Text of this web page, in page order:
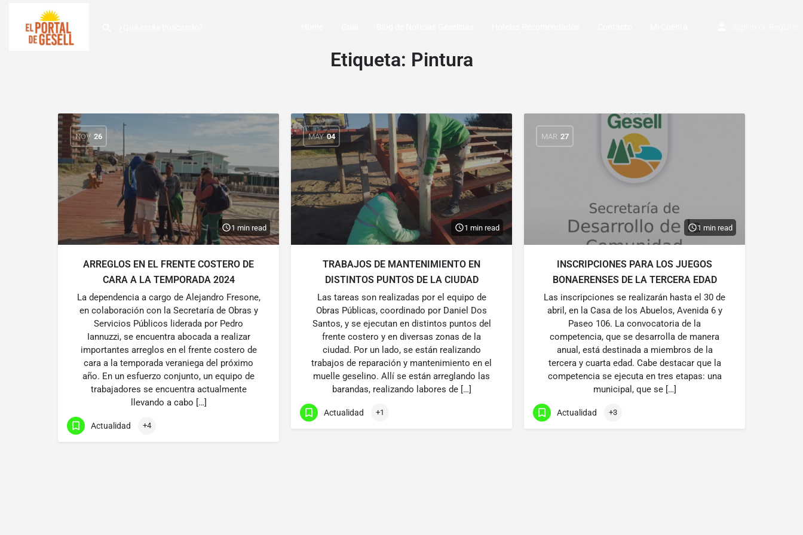
Etiqueta: Pintura
NOV 26
1 min read
ARREGLOS EN EL FRENTE COSTERO DE
CARA A LA TEMPORADA 2024
La dependencia a cargo de Alejandro Fresone,
en colaboración con la Secretaría de Obras y
Servicios Públicos liderada por Pedro
Iannuzzi, se encuentra abocada a realizar
importantes arreglos en el frente costero de
cara a la temporada veraniega del próximo
año. En un esfuerzo conjunto, un equipo de
trabajadores se encuentra actualmente
llevando a cabo […]
Actualidad +4
MAY 04
1 min read
TRABAJOS DE MANTENIMIENTO EN
DISTINTOS PUNTOS DE LA CIUDAD
Las tareas son realizadas por el equipo de
Obras Públicas, coordinado por Daniel Dos
Santos, y se ejecutan en distintos puntos del
frente costero y en diversas zonas de la
ciudad. Por un lado, se están realizando
trabajos de reparación y mantenimiento en el
muelle geselino. Allí se están arreglando las
barandas, realizando labores de […]
Actualidad +1
MAR 27
1 min read
INSCRIPCIONES PARA LOS JUEGOS
BONAERENSES DE LA TERCERA EDAD
Las inscripciones se realizarán hasta el 30 de
abril, en la Casa de los Abuelos, Avenida 6 y
Paseo 106. La convocatoria de la
competencia, que se desarrolla de manera
anual, está destinada a miembros de la
tercera y cuarta edad. Cabe destacar que la
competencia se ejecuta en tres etapas: una
municipal, que se […]
Actualidad +3